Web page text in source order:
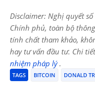
Disclaimer: Nghị quyết
Chính phủ, toàn bộ
tính chất tham khảo,
hay tư vấn đầu tư. Chi
nhiệm pháp lý.
TAGS BITCOIN DONALD